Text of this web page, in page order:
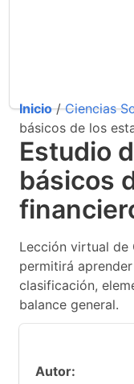
Inicio/Ciencias
básicos de los
Estudio
básicos
Lección virtual de
permitirá
clasificación,
balance general.
Autor: